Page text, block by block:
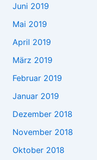
Juni 2019
Mai 2019
April 2019
März 2019
Februar 2019
Januar 2019
Dezember 2018
November 2018
Oktober 2018